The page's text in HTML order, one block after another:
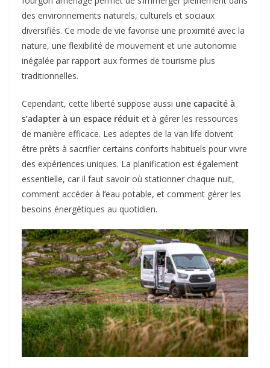
des environnements naturels, culturels et sociaux
diversifiés. Ce mode de vie favorise une proximité avec la
nature, une flexibilité de mouvement et une autonomie
inégalée par rapport aux formes de tourisme plus
traditionnelles.
Cependant, cette liberté suppose aussi une capacité à
s’adapter à un espace réduit et à gérer les ressources
de manière efficace. Les adeptes de la van life doivent
être prêts à sacrifier certains conforts habituels pour vivre
des expériences uniques. La planification est également
essentielle, car il faut savoir où stationner chaque nuit,
comment accéder à l’eau potable, et comment gérer les
besoins énergétiques au quotidien.